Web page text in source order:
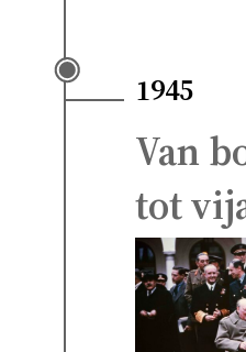
1945
Van
tot